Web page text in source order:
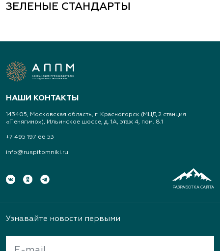
ЗЕЛЕНЫЕ СТАНДАРТЫ
НАШИ КОНТАКТЫ
143405, Московская область, г. Красногорск (МЦД 2 станция
«Пенягино»), Ильинское шоссе, д. 1А, этаж 4, пом. 8.1
+7 495 197 66 53
info@ruspitomniki.ru
РАЗРАБОТКА САЙТА
Узнавайте новости первыми